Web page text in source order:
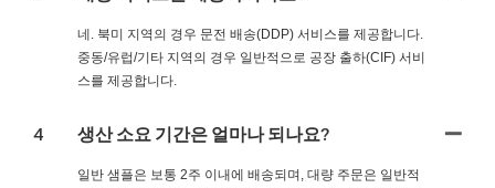
네. 북미 지역의 경우 문전 배송(DDP) 서비스를 제공합니다.
중동/유럽/기타 지역의 경우 일반적으로 공장 출하(CIF) 서비
스를 제공합니다.
4 생산 소요 기간은 얼마나 되나요?
일반 샘플은 보통 2주 이내에 배송되며, 대량 주문은 일반적